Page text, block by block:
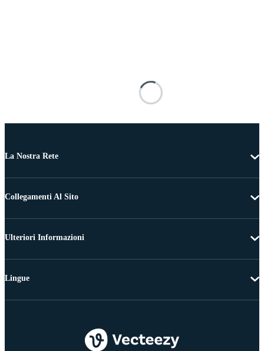
La Nostra Rete
Collegamenti Al Sito
Ulteriori Informazioni
Lingue